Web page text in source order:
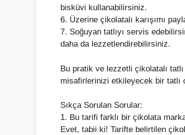
bisküvi kullanabilirsiniz.
6. Üzerine çikolatalı karışımı
7. Soğuyan tatlıyı servis
daha da lezzetlendirebilirsiniz.
Bu pratik ve lezzetli çikolatalı
misafirlerinizi etkileyecek bir tatlı
Sıkça Sorulan Sorular:
1. Bu tarifi farklı bir çikolata
Evet, tabii ki! Tarifte belirtilen